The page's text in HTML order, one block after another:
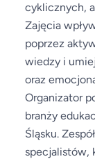
cyklicznych,
Zajęcia
poprzez
wiedzy i
oraz
Organizator
branży
Śląsku.
specjalistów,